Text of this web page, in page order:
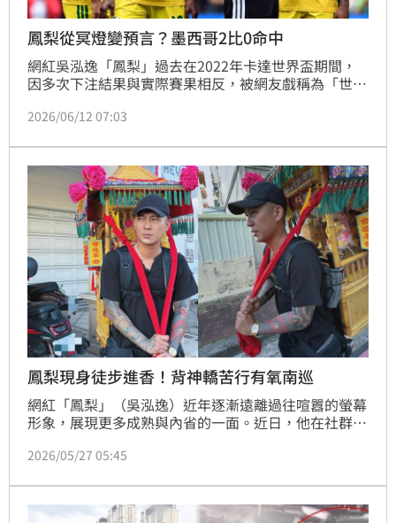
鳳梨從冥燈變預言？墨西哥2比0命中
網紅吳泓逸「鳳梨」過去在2022年卡達世界盃期間，
因多次下注結果與實際賽果相反，被網友戲稱為「世足
成為討論焦點，首戰下注結果意外命中，再掀話題。林
2026/06/12 07:03
鳳梨現身徒步進香！背神轎苦行有氧南巡
網紅「鳳梨」（吳泓逸）近年逐漸遠離過往喧囂的螢幕
形象，展現更多成熟與內省的一面。近日，他在社群平
身穿低調黑衣、頭戴鴨舌帽，神情專注地用肩帶扛起精
大老闆徒步南巡」，並順便完成了當日的有氧運動，一
改過往外放的風格，引發大批網友關注。
2026/05/27 05:45